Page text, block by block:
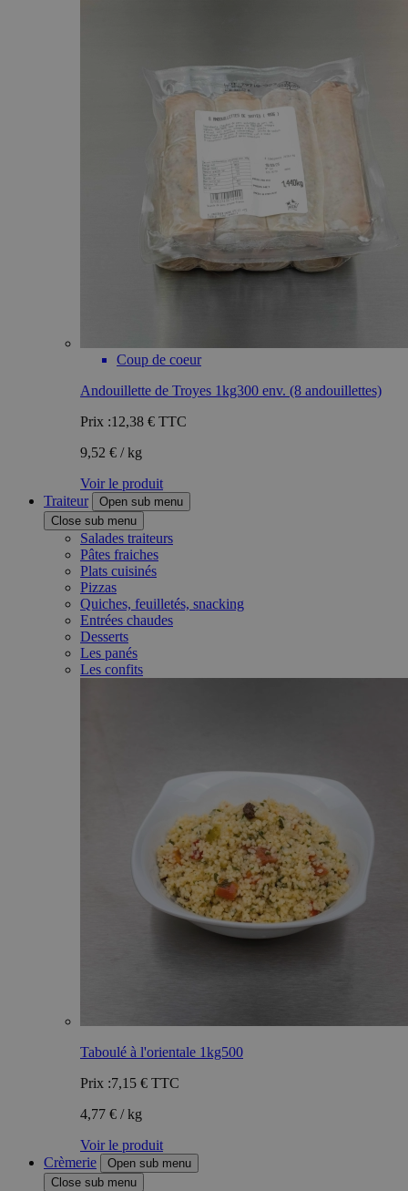
Coup de coeur
Andouillette de Troyes 1kg300 env. (8 andouillettes)
Prix :12,38 € TTC
9,52 € / kg
Voir le produit
Traiteur
Open sub menu
Close sub menu
Salades traiteurs
Pâtes fraiches
Plats cuisinés
Pizzas
Quiches, feuilletés, snacking
Entrées chaudes
Desserts
Les panés
Les confits
Taboulé à l'orientale 1kg500
Prix :7,15 € TTC
4,77 € / kg
Voir le produit
Crèmerie
Open sub menu
Close sub menu